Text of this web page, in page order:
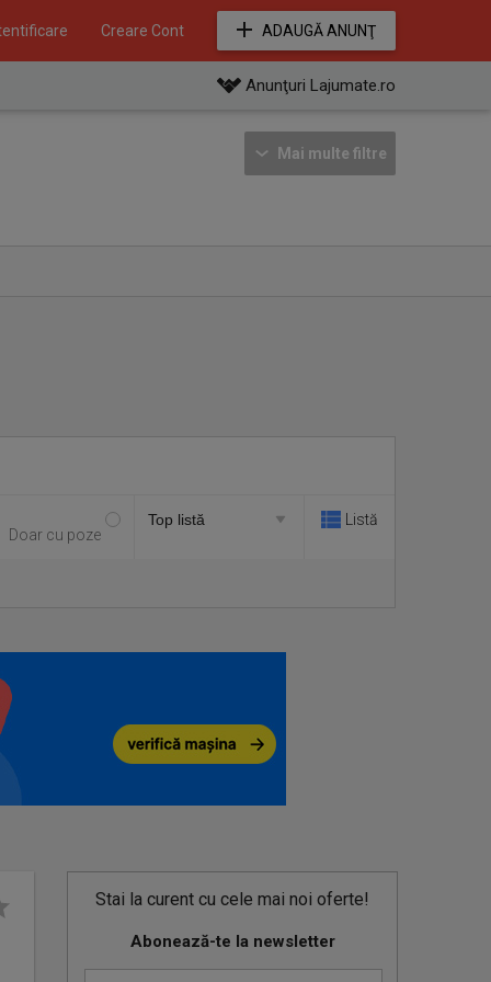
Creare Cont ADAUGĂ ANUNŢ
Anunţuri Lajumate.ro
Mai multe filtre
Doar cu poze
Listă
Stai la curent cu cele mai noi oferte!
Abonează-te la newsletter